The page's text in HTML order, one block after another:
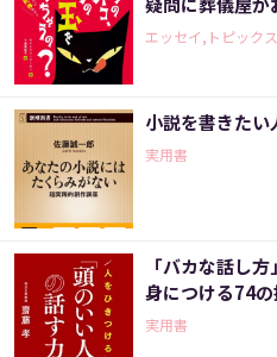
エッセイ,トピック
小説を書きたい
実用書
「バカな話し
身につける74
実用書